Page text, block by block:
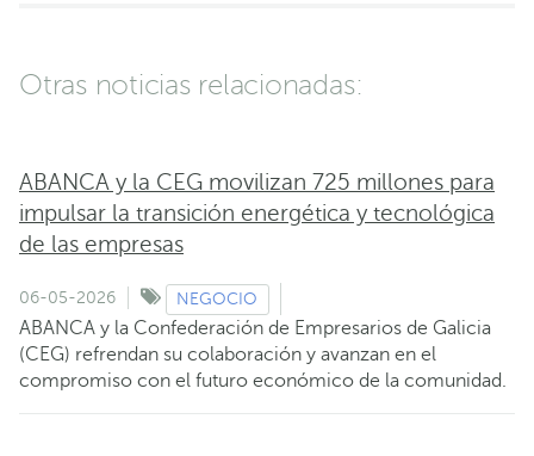
Otras noticias relacionadas:
ABANCA y la CEG movilizan 725 millones para
impulsar la transición energética y tecnológica
de las empresas
06-05-2026 NEGOCIO
ABANCA y la Confederación de Empresarios de Galicia
(CEG) refrendan su colaboración y avanzan en el
compromiso con el futuro económico de la comunidad.